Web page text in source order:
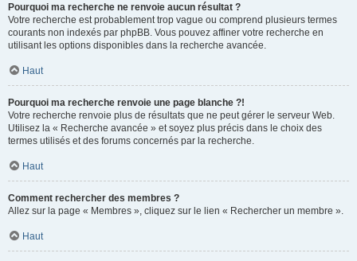
Pourquoi ma recherche ne renvoie aucun résultat ?
Votre recherche est probablement trop vague ou comprend plusieurs termes
courants non indexés par phpBB. Vous pouvez affiner votre recherche en
utilisant les options disponibles dans la recherche avancée.
Haut
Pourquoi ma recherche renvoie une page blanche ?!
Votre recherche renvoie plus de résultats que ne peut gérer le serveur Web.
Utilisez la « Recherche avancée » et soyez plus précis dans le choix des
termes utilisés et des forums concernés par la recherche.
Haut
Comment rechercher des membres ?
Allez sur la page « Membres », cliquez sur le lien « Rechercher un membre ».
Haut